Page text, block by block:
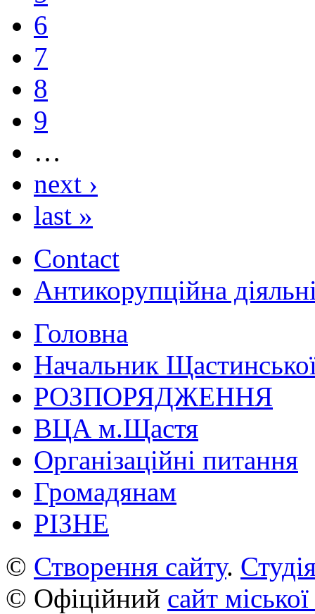
6
7
8
9
…
next ›
last »
Contact
Антикорупційна
Головна
Начальник
РОЗПОРЯДЖЕННЯ
ВЦА м.Щастя
Організаційні питання
Громадянам
РІЗНЕ
© Створення сайту.
© Офіційний сайт